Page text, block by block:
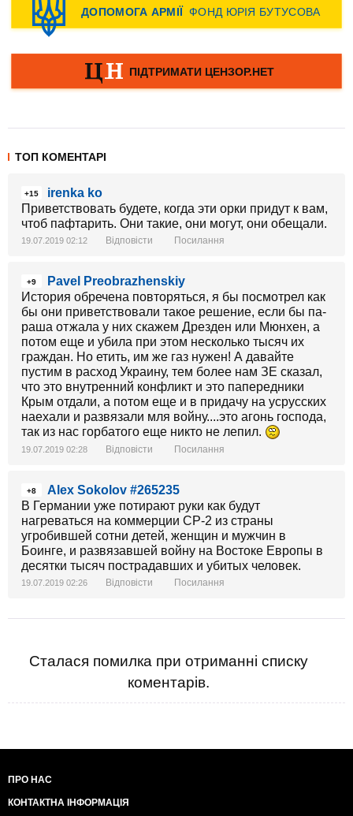
ТОП КОМЕНТАРІ
+15
irenka ko
Приветствовать будете, когда эти орки придут к вам,
чтоб пафтарить. Они такие, они могут, они обещали.
19.07.2019 02:12 Відповісти Посилання
+9
Pavel Preobrazhenskiy
История обречена повторяться, я бы посмотрел как
бы они приветствовали такое решение, если бы па-
раша отжала у них скажем Дрезден или Мюнхен, а
потом еще и убила при этом несколько тысяч их
граждан. Но етить, им же газ нужен! А давайте
пустим в расход Украину, тем более нам ЗЕ сказал,
что это внутренний конфликт и это папередники
Крым отдали, а потом еще и в придачу на усрусских
наехали и развязали мля войну....это агонь господа,
так из нас горбатого еще никто не лепил.
19.07.2019 02:28 Відповісти Посилання
+8
Alex Sokolov #265235
В Германии уже потирают руки как будут
нагреваться на коммерции CP-2 из страны
угробившей сотни детей, женщин и мужчин в
Боинге, и развязавшей войну на Востоке Европы в
десятки тысяч пострадавших и убитых человек.
19.07.2019 02:26 Відповісти Посилання
Сталася помилка при отриманні списку
коментарів.
ПРО НАС
КОНТАКТНА ІНФОРМАЦІЯ